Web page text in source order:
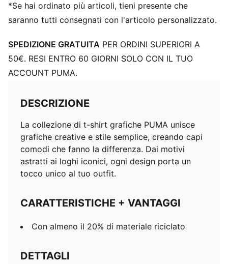
*Se hai ordinato più articoli, tieni presente che
saranno tutti consegnati con l'articolo personalizzato.
SPEDIZIONE GRATUITA PER ORDINI SUPERIORI A
50€. RESI ENTRO 60 GIORNI SOLO CON IL TUO
ACCOUNT PUMA.
DESCRIZIONE
La collezione di t-shirt grafiche PUMA unisce
grafiche creative e stile semplice, creando capi
comodi che fanno la differenza. Dai motivi
astratti ai loghi iconici, ogni design porta un
tocco unico al tuo outfit.
CARATTERISTICHE + VANTAGGI
Con almeno il 20% di materiale riciclato
DETTAGLI